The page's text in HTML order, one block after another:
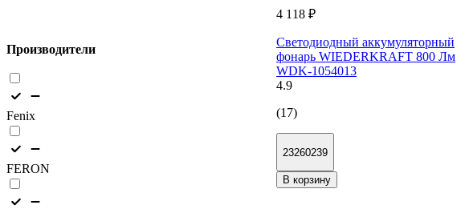
Производители
Fenix
FERON
4 118 ₽
Светодиодный аккумуляторный
фонарь WIEDERKRAFT 800 Лм
WDK-1054013
4.9
(17)
23260239
В корзину